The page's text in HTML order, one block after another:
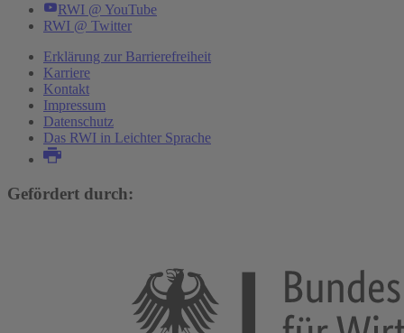
RWI @ YouTube
RWI @ Twitter
Erklärung zur Barrierefreiheit
Karriere
Kontakt
Impressum
Datenschutz
Das RWI in Leichter Sprache
Gefördert durch: